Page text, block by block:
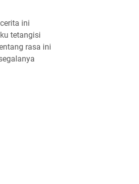
ini
tetangisi
rasa ini